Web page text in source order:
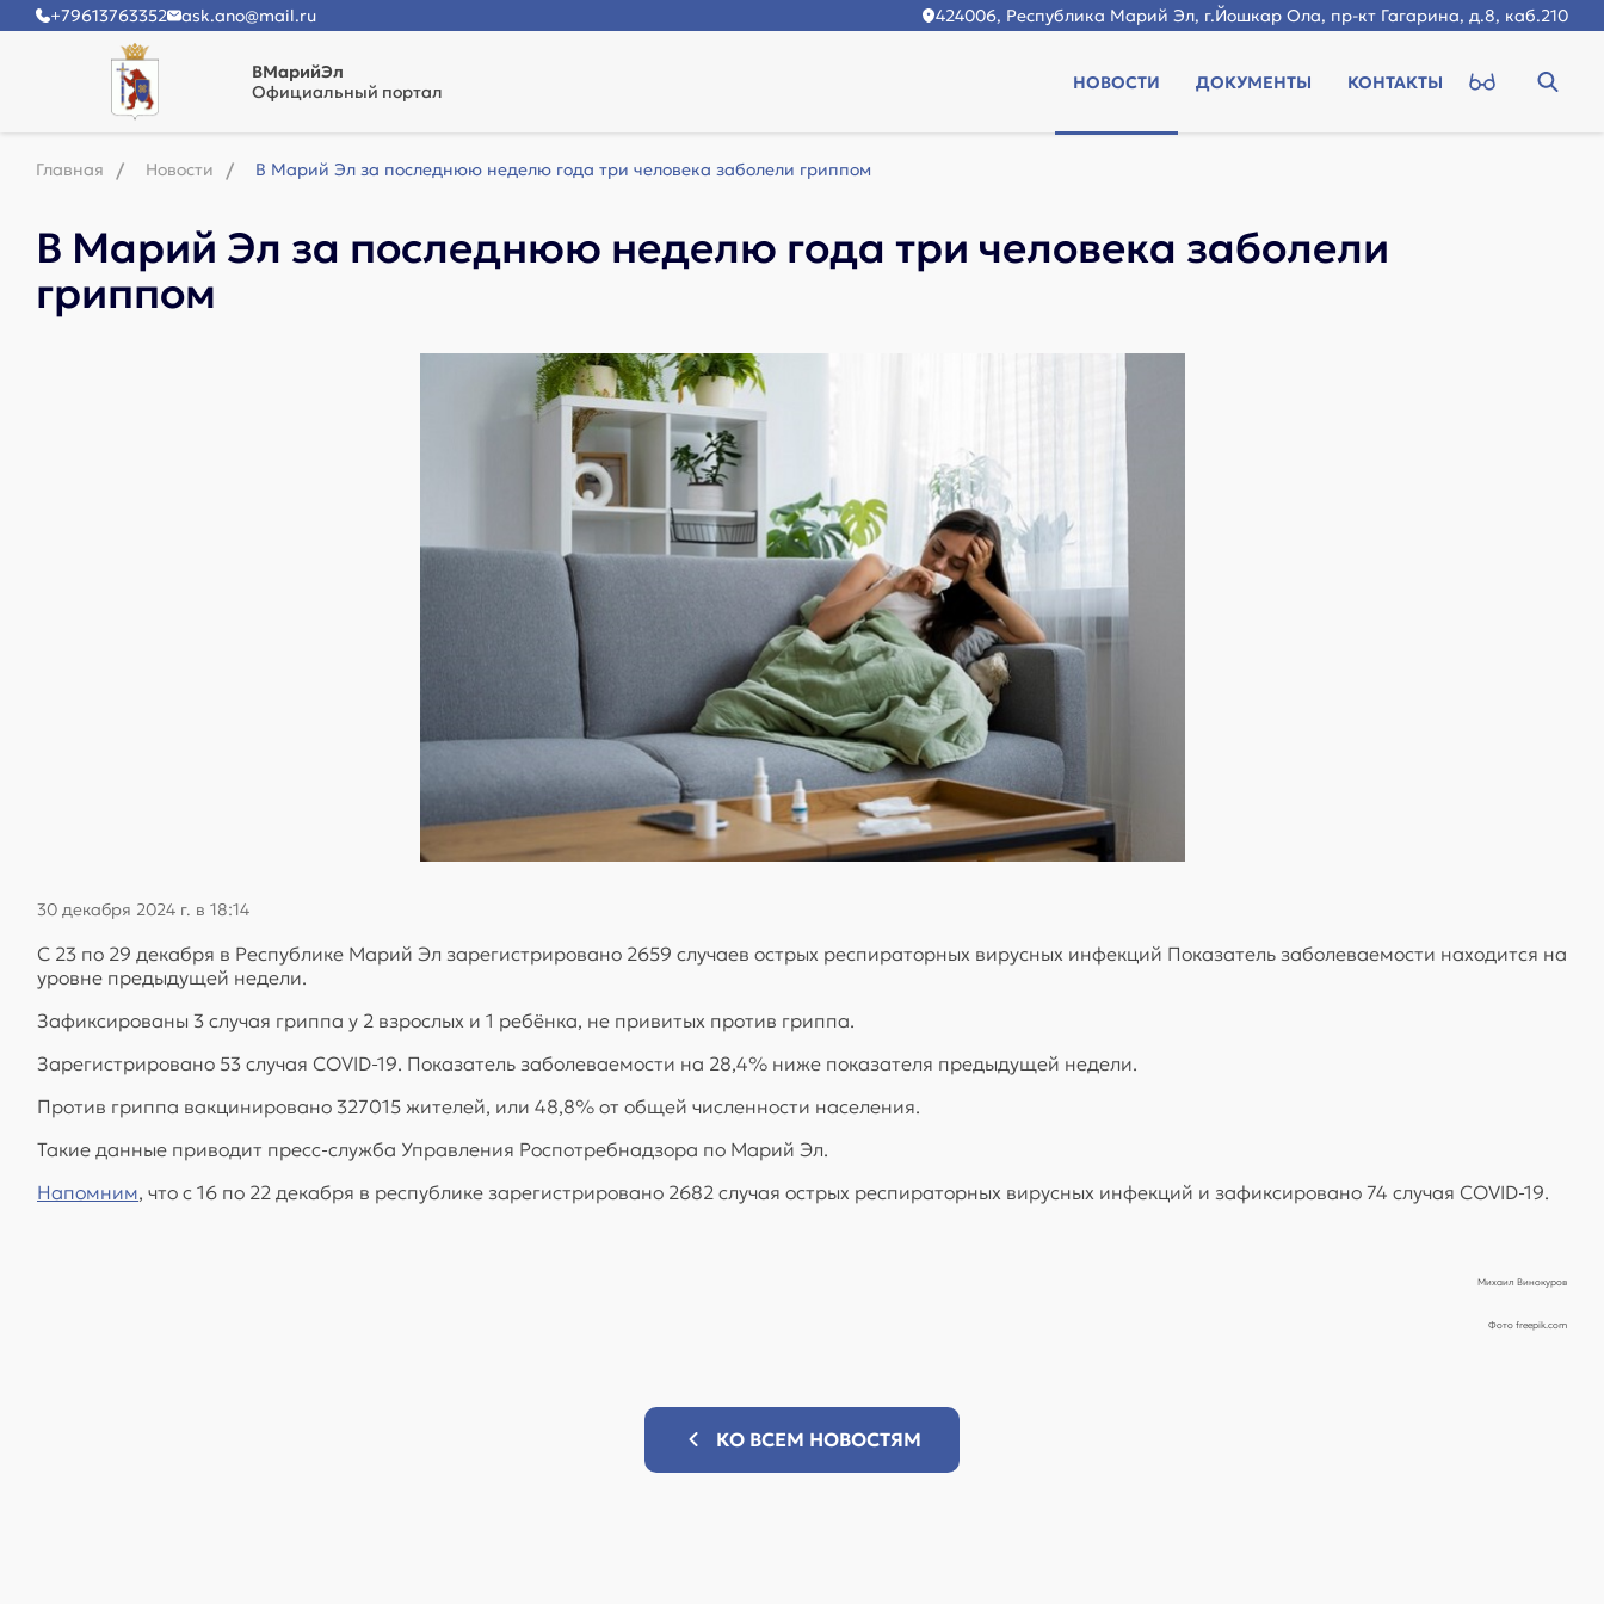
+79613763352 ask.ano@mail.ru 424006, Республика Марий Эл, г.Йошкар Ола, пр-кт Гагарина, д.8, каб.210
ВМарийЭл
Официальный портал
НОВОСТИ ДОКУМЕНТЫ КОНТАКТЫ
Главная Новости В Марий Эл за последнюю неделю года три человека заболели гриппом
В Марий Эл за последнюю неделю года три человека заболели
гриппом
30 декабря 2024 г. в 18:14
С 23 по 29 декабря в Республике Марий Эл зарегистрировано 2659 случаев острых респираторных вирусных инфекций Показатель заболеваемости находится на
уровне предыдущей недели.
Зафиксированы 3 случая гриппа у 2 взрослых и 1 ребёнка, не привитых против гриппа.
Зарегистрировано 53 случая COVID-19. Показатель заболеваемости на 28,4% ниже показателя предыдущей недели.
Против гриппа вакцинировано 327015 жителей, или 48,8% от общей численности населения.
Такие данные приводит пресс-служба Управления Роспотребнадзора по Марий Эл.
Напомним, что с 16 по 22 декабря в республике зарегистрировано 2682 случая острых респираторных вирусных инфекций и зафиксировано 74 случая COVID-19.
Михаил Винокуров
Фото freepik.com
КО ВСЕМ НОВОСТЯМ